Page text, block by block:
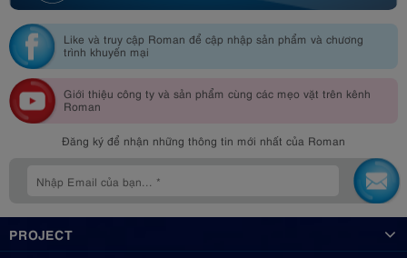
Like và truy cập Roman để cập nhập sản phẩm và chương
trình khuyến mại
Giới thiệu công ty và sản phẩm cùng các mẹo vặt trên kênh
Roman
Đăng ký để nhận những thông tin mới nhất của Roman
PROJECT